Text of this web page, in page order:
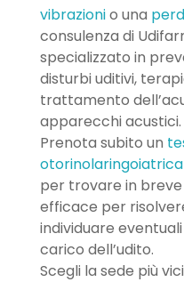
vibrazionio una
consulenza di
specializzato in
disturbi uditivi,
trattamento
apparecchi acustici.
Prenota subito un
otorinolaringoiatrica
per trovare in
efficace per
individuare
carico dell’udito.
Scegli la sede più